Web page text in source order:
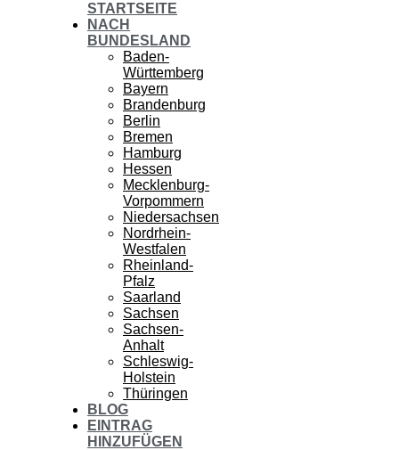
STARTSEITE
NACH
BUNDESLAND
Baden-
Württemberg
Bayern
Brandenburg
Berlin
Bremen
Hamburg
Hessen
Mecklenburg-
Vorpommern
Niedersachsen
Nordrhein-
Westfalen
Rheinland-
Pfalz
Saarland
Sachsen
Sachsen-
Anhalt
Schleswig-
Holstein
Thüringen
BLOG
EINTRAG
HINZUFÜGEN